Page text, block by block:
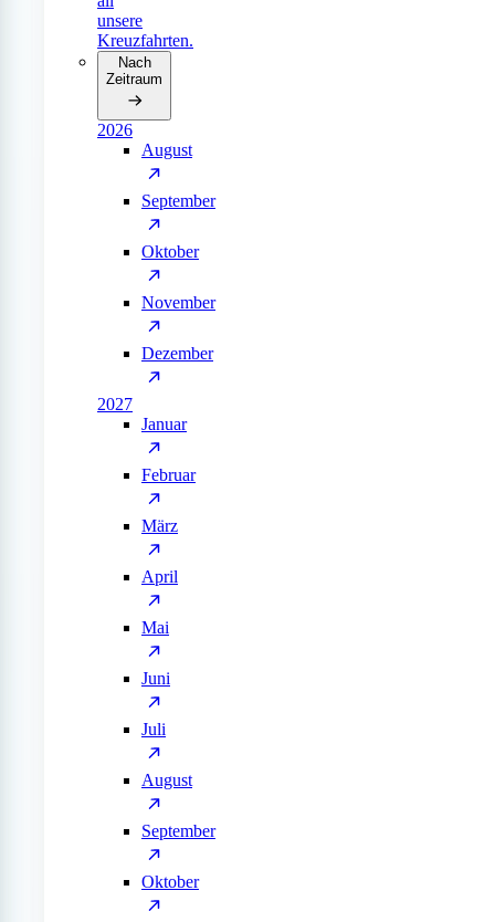
unsere
Kreuzfahrten.
Nach
Zeitraum
2026
August
September
Oktober
November
Dezember
2027
Januar
Februar
März
April
Mai
Juni
Juli
August
September
Oktober